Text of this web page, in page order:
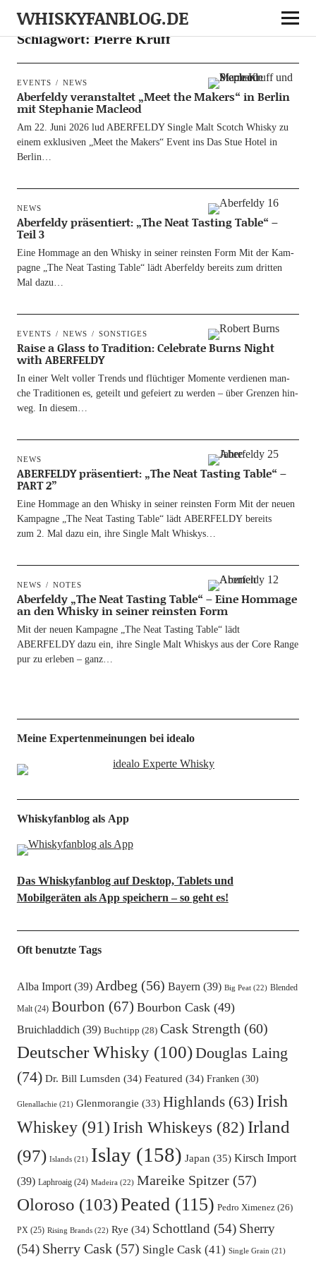
WHISKYFANBLOG.DE
Schlagwort:Pierre Kruff
EVENTS NEWS
Aberfeldy veranstaltet „Meet the Makers“ in Berlin
mit Stephanie Macleod
Am 22. Juni 2026 lud ABERFELDY Sin­gle Malt Scotch Whis­ky zu
einem exklu­si­ven „Meet the Makers“ Event ins Das Stue Hotel in
Berlin…
NEWS
Aberfeldy präsentiert: „The Neat Tasting Table“ –
Teil 3
Eine Hom­mage an den Whis­ky in sei­ner reins­ten Form Mit der Kam­
pa­gne „The Neat Tasting Table“ lädt Aber­fel­dy bereits zum drit­ten
Mal dazu…
EVENTS NEWS SONSTIGES
Raise a Glass to Tradition: Celebrate Burns Night
with ABERFELDY
In einer Welt vol­ler Trends und flüch­ti­ger Momen­te ver­die­nen man­
che Tra­di­tio­nen es, geteilt und gefei­ert zu wer­den – über Gren­zen hin­
weg. In diesem…
NEWS
ABERFELDY präsentiert: „The Neat Tasting Table“ –
PART 2”
Eine Hom­mage an den Whis­ky in sei­ner reins­ten Form Mit der neu­en
Kam­pa­gne „The Neat Tasting Table“ lädt ABERFELDY bereits
zum 2. Mal dazu ein, ihre Sin­gle Malt Whiskys…
NEWS NOTES
Aberfeldy „The Neat Tasting Table“ – Eine Hommage
an den Whisky in seiner reinsten Form
Mit der neu­en Kam­pa­gne „The Neat Tasting Table“ lädt
ABERFELDY dazu ein, ihre Sin­gle Malt Whis­kys aus der Core Ran­ge
pur zu erle­ben – ganz…
Meine Expertenmeinungen bei idealo
Whiskyfanblog als App
Das Whiskyfanblog auf Desktop, Tablets und
Mobilgeräten als App speichern – so geht es!
Oft benutzte Tags
Alba Import(39) Ardbeg (56) Bayern(39) Big Peat(22) Blended
Malt(24) Bourbon (67) Bourbon Cask(49)
Bruichladdich(39) Buchtipp (28) Cask Strength (60)
Deutscher Whisky(100)Douglas Laing
(74) Dr. Bill Lumsden (34) Featured (34) Franken(30)
Glenallachie(21) Glenmorangie (33) Highlands(63) Irish
Whiskey(91) Irish Whiskeys (82) Irland
(97) Islands(21) Islay(158) Japan (35) Kirsch Import
(39) Laphroaig(24) Madeira(22) Mareike Spitzer(57)
Oloroso (103)Peated(115) Pedro Ximenez(26)
PX(25) Rising Brands(22) Rye (34) Schottland (54) Sherry
(54) Sherry Cask(57) Single Cask(41) Single Grain (21)